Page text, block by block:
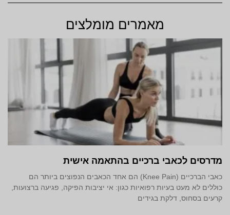
מאמרים מומלצים
מדרסים לכאבי ברכיים בהתאמה אישית
כאבי הברכיים (Knee Pain) הם אחד הכאבים הנפוצים ביותר הם
כוללים לא מעט בעיות רפואיות כגון: אי יציבות הפיקה, פגיעה ברצועות,
קרעים בסחוס, דלקת בגידים